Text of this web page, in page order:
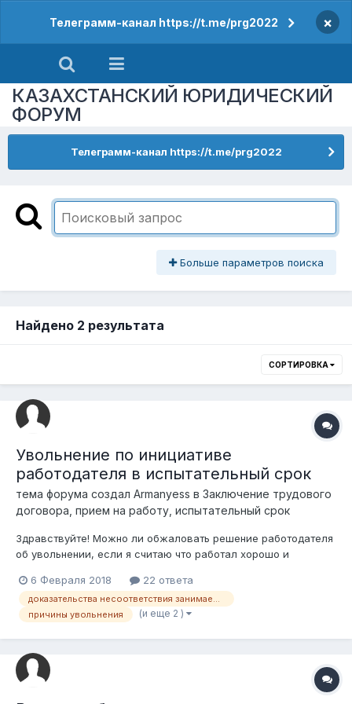
Телеграмм-канал https://t.me/prg2022 ×
КАЗАХСТАНСКИЙ ЮРИДИЧЕСКИЙ
ФОРУМ
Телеграмм-канал https://t.me/prg2022
Больше параметров поиска
Найдено 2 результата
СОРТИРОВКА
Увольнение по инициативе
работодателя в испытательный срок
тема форума создал Armanyess в Заключение трудового
договора, прием на работу, испытательный срок
Здравствуйте! Можно ли обжаловать решение работодателя
об увольнении, если я считаю что работал хорошо и
восстановлении? Меня пока не уволили, я на испытательном
сроке, но в последнее время руководитель проявляет
недовольство и придирается к мелочам, и...
6 Февраля 2018 22 ответа
доказательства несоответствия занимаемой должности
причины увольнения
(и еще 2 )